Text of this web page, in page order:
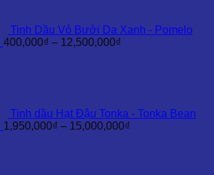
Tinh Dầu Vỏ Bưởi Da Xanh - Pomelo
400,000₫ – 12,500,000₫
Tinh dầu Hạt Đậu Tonka - Tonka Bean
1,950,000₫ – 15,000,000₫